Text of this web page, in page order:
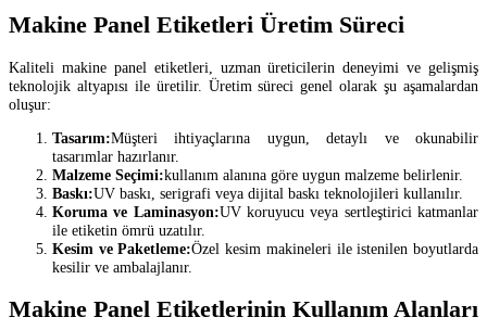
Makine Panel Etiketleri Üretim Süreci
Kaliteli makine panel etiketleri, uzman üreticilerin deneyimi ve gelişmiş
teknolojik altyapısı ile üretilir. Üretim süreci genel olarak şu aşamalardan
oluşur:
Tasarım:Müşteri ihtiyaçlarına uygun, detaylı ve okunabilir
tasarımlar hazırlanır.
Malzeme Seçimi:kullanım alanına göre uygun malzeme belirlenir.
Baskı:UV baskı, serigrafi veya dijital baskı teknolojileri kullanılır.
Koruma ve Laminasyon:UV koruyucu veya sertleştirici katmanlar
ile etiketin ömrü uzatılır.
Kesim ve Paketleme:Özel kesim makineleri ile istenilen boyutlarda
kesilir ve ambalajlanır.
Makine Panel Etiketlerinin Kullanım Alanları